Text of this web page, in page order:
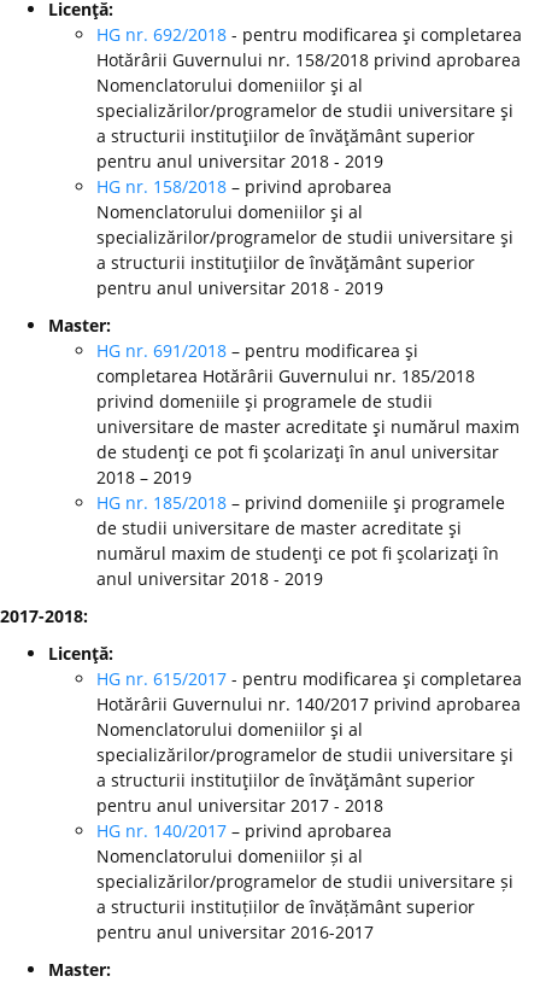
Licenţă:
HG nr. 692/2018 - pentru modificarea şi completarea
Hotărârii Guvernului nr. 158/2018 privind aprobarea
Nomenclatorului domeniilor şi al
specializărilor/programelor de studii universitare şi
a structurii instituţiilor de învăţământ superior
pentru anul universitar 2018 - 2019
HG nr. 158/2018 – privind aprobarea
Nomenclatorului domeniilor şi al
specializărilor/programelor de studii universitare şi
a structurii instituţiilor de învăţământ superior
pentru anul universitar 2018 - 2019
Master:
HG nr. 691/2018 – pentru modificarea şi
completarea Hotărârii Guvernului nr. 185/2018
privind domeniile şi programele de studii
universitare de master acreditate şi numărul maxim
de studenţi ce pot fi şcolarizaţi în anul universitar
2018 – 2019
HG nr. 185/2018 – privind domeniile şi programele
de studii universitare de master acreditate şi
numărul maxim de studenţi ce pot fi şcolarizaţi în
anul universitar 2018 - 2019
2017-2018:
Licenţă:
HG nr. 615/2017 - pentru modificarea şi completarea
Hotărârii Guvernului nr. 140/2017 privind aprobarea
Nomenclatorului domeniilor şi al
specializărilor/programelor de studii universitare şi
a structurii instituţiilor de învăţământ superior
pentru anul universitar 2017 - 2018
HG nr. 140/2017 – privind aprobarea
Nomenclatorului domeniilor și al
specializărilor/programelor de studii universitare și
a structurii instituțiilor de învățământ superior
pentru anul universitar 2016-2017
Master: